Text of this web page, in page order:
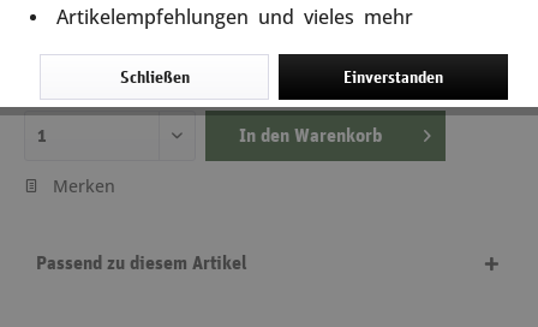
23,00 €
inkl. MwSt.zzgl. Versandkosten
Lieferzeit ca. 5 Tage
In den Warenkorb
Merken
Passend zu diesem Artikel
Artikelempfehlungen und vieles mehr
Einverstanden
Schließen